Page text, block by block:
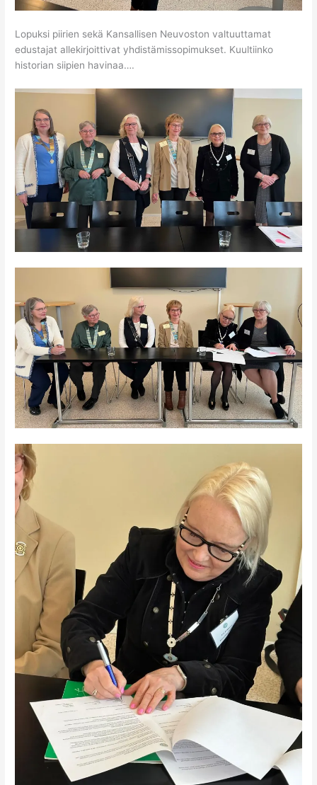
Lopuksi piirien sekä Kansallisen Neuvoston valtuuttamat
edustajat allekirjoittivat yhdistämissopimukset. Kuultiinko
historian siipien havinaa….